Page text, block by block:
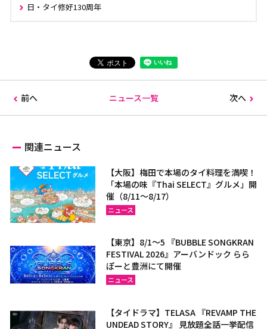
日・タイ修好130周年
前へ ニュース一覧 次へ
関連ニュース
【大阪】梅田で本場のタイ料理を満喫！
「本場の味『Thai SELECT』グルメ」開
催（8/11～8/17）
ニュース
【東京】8/1～5 『BUBBLE SONGKRAN
FESTIVAL 2026』アーバンドック らら
ぽーと豊洲にて開催
ニュース
【タイドラマ】TELASA 『REVAMP THE
UNDEAD STORY』 見放題全話一挙配信